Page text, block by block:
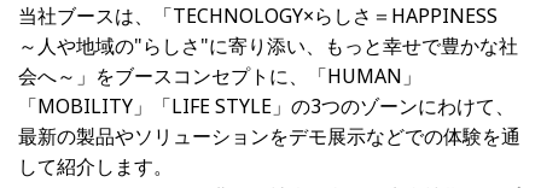
当社ブースは、「TECHNOLOGY×らしさ＝HAPPINESS
～人や地域の"らしさ"に寄り添い、もっと幸せで豊かな社
会へ～」をブースコンセプトに、「HUMAN」
「MOBILITY」「LIFESTYLE 」の3つのゾーンにわけて、
最新の製品やソリューションをデモ展示などでの体験を通
して紹介します。